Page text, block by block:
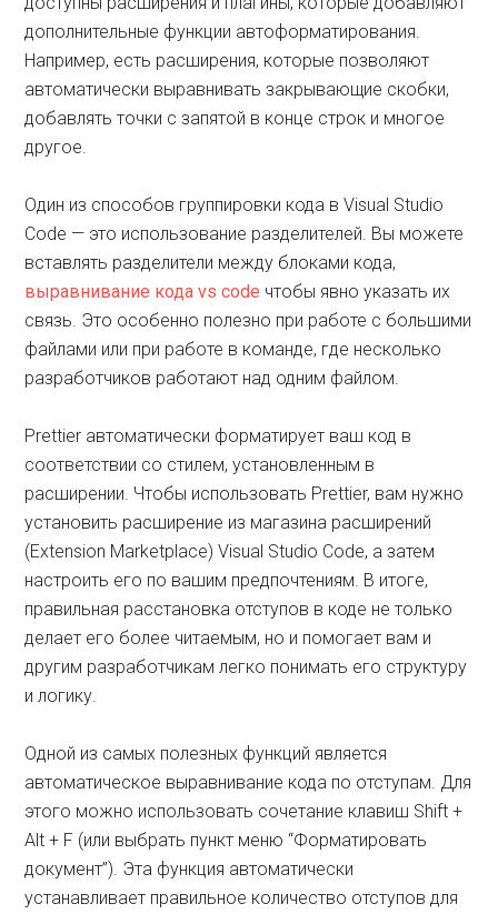
дополнительные функции автоформатирования.
Например, есть расширения, которые позволяют
автоматически выравнивать закрывающие скобки,
добавлять точки с запятой в конце строк и многое
другое.
Один из способов группировки кода в Visual Studio
Code — это использование разделителей. Вы можете
вставлять разделители между блоками кода,
выравнивание кода vs code чтобы явно указать их
связь. Это особенно полезно при работе с большими
файлами или при работе в команде, где несколько
разработчиков работают над одним файлом.
Prettier автоматически форматирует ваш код в
соответствии со стилем, установленным в
расширении. Чтобы использовать Prettier, вам нужно
установить расширение из магазина расширений
(Extension Marketplace) Visual Studio Code, а затем
настроить его по вашим предпочтениям. В итоге,
правильная расстановка отступов в коде не только
делает его более читаемым, но и помогает вам и
другим разработчикам легко понимать его структуру
и логику.
Одной из самых полезных функций является
автоматическое выравнивание кода по отступам. Для
этого можно использовать сочетание клавиш Shift +
Alt + F (или выбрать пункт меню “Форматировать
документ”). Эта функция автоматически
устанавливает правильное количество отступов для